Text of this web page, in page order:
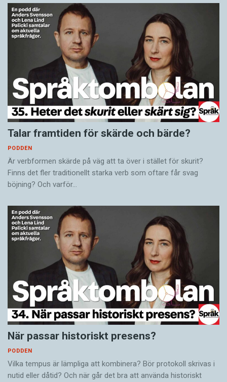
Talar framtiden för skärde och bärde?
PODDEN
Är verbformen skärde på väg att ta över i stället för skurit?
Finns det fler traditionellt starka verb som oftare får svag
böjning? Och varför…
När passar historiskt presens?
PODDEN
Vilka tempus är lämpliga att kombinera? Bör protokoll skrivas i
nutid eller dåtid? Och när går det bra att använda historiskt